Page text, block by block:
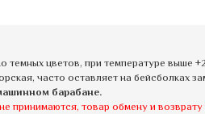
темных цветов, при температуре выше
часто оставляет на бейсболках
барабане.
принимаются, товар обмену и